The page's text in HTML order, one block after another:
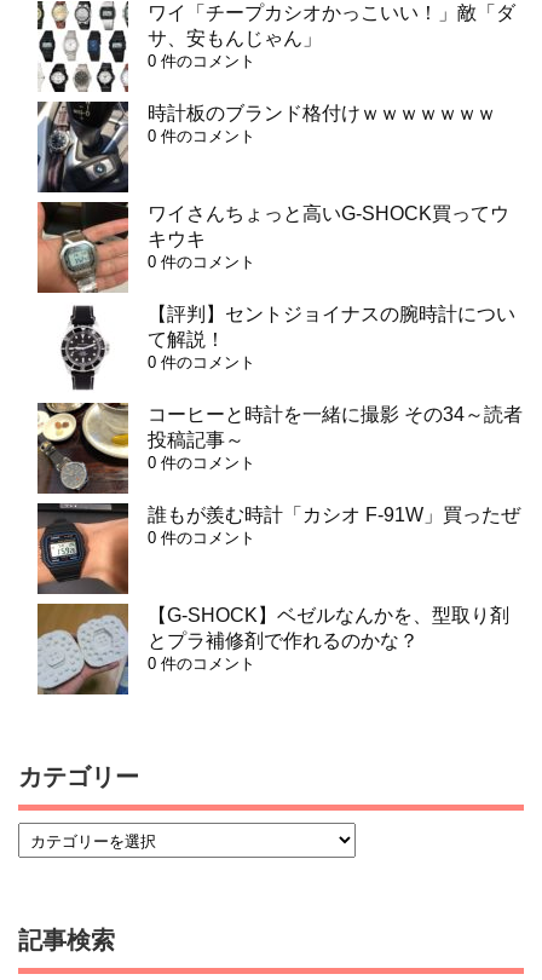
ワイ「チープカシオかっこいい！」敵「ダ
サ、安もんじゃん」
0 件のコメント
時計板のブランド格付けｗｗｗｗｗｗｗ
0 件のコメント
ワイさんちょっと高いG-SHOCK買ってウ
キウキ
0 件のコメント
【評判】セントジョイナスの腕時計につい
て解説！
0 件のコメント
コーヒーと時計を一緒に撮影 その34～読者
投稿記事～
0 件のコメント
誰もが羨む時計「カシオ F-91W」買ったぜ
0 件のコメント
【G-SHOCK】ベゼルなんかを、型取り剤
とプラ補修剤で作れるのかな？
0 件のコメント
カテゴリー
記事検索